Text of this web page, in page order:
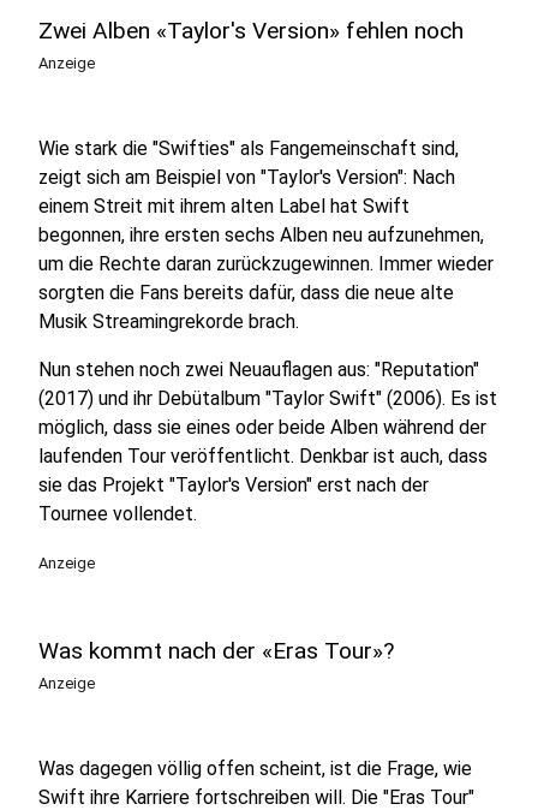
Zwei Alben «Taylor's Version» fehlen noch
Anzeige
Wie stark die "Swifties" als Fangemeinschaft sind,
zeigt sich am Beispiel von "Taylor's Version": Nach
einem Streit mit ihrem alten Label hat Swift
begonnen, ihre ersten sechs Alben neu aufzunehmen,
um die Rechte daran zurückzugewinnen. Immer wieder
sorgten die Fans bereits dafür, dass die neue alte
Musik Streamingrekorde brach.
Nun stehen noch zwei Neuauflagen aus: "Reputation"
(2017) und ihr Debütalbum "Taylor Swift" (2006). Es ist
möglich, dass sie eines oder beide Alben während der
laufenden Tour veröffentlicht. Denkbar ist auch, dass
sie das Projekt "Taylor's Version" erst nach der
Tournee vollendet.
Anzeige
Was kommt nach der «Eras Tour»?
Anzeige
Was dagegen völlig offen scheint, ist die Frage, wie
Swift ihre Karriere fortschreiben will. Die "Eras Tour"